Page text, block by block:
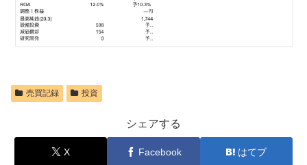
売買記録 投資
シェアする
X Facebook はてブ